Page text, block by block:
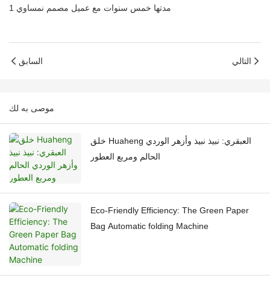
السابق التالي
موصى به لك
خلق Huaheng العبقري: نبيذ نبيذ وأزهر الوردي
الحالم ومربع العطور
Eco-Friendly Efficiency: The Green Paper
Bag Automatic folding Machine